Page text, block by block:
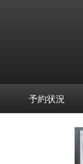
予約状況